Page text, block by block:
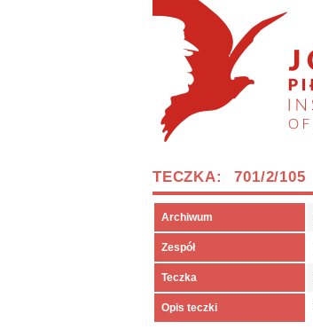
TECZKA: 701/2/105
Archiwum
Zespół
Teczka
Opis teczki